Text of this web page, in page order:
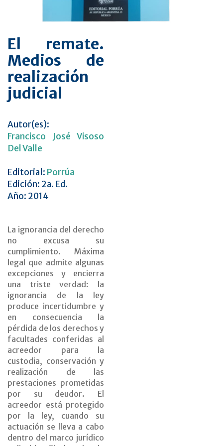
El remate.
Medios de
realización
judicial
Autor(es):
Francisco José Visoso
Del Valle
Editorial: Porrúa
Edición: 2a. Ed.
Año: 2014
La ignorancia del derecho
no excusa su
cumplimiento. Máxima
legal que admite algunas
excepciones y encierra
una triste verdad: la
ignorancia de la ley
produce incertidumbre y
en consecuencia la
pérdida de los derechos y
facultades conferidas al
acreedor para la
custodia, conservación y
realización de las
prestaciones prometidas
por su deudor. El
acreedor está protegido
por la ley, cuando su
actuación se lleva a cabo
dentro del marco jurídico